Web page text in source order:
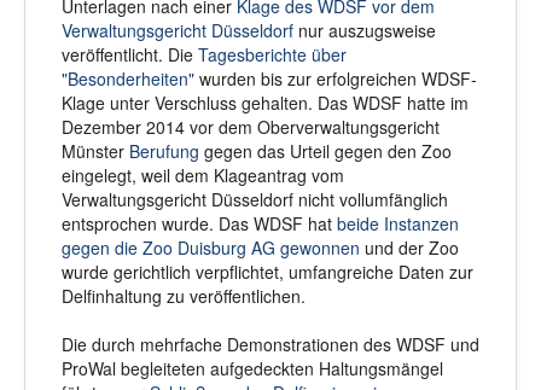
Unterlagen nach einer Klage des WDSF vor dem
Verwaltungsgericht Düsseldorf nur auszugsweise
veröffentlicht. Die Tagesberichte über
"Besonderheiten" wurden bis zur erfolgreichen WDSF-
Klage unter Verschluss gehalten. Das WDSF hatte im
Dezember 2014 vor dem Oberverwaltungsgericht
Münster Berufung gegen das Urteil gegen den Zoo
eingelegt, weil dem Klageantrag vom
Verwaltungsgericht Düsseldorf nicht vollumfänglich
entsprochen wurde. Das WDSF hat beide Instanzen
gegen die Zoo Duisburg AG gewonnen und der Zoo
wurde gerichtlich verpflichtet, umfangreiche Daten zur
Delfinhaltung zu veröffentlichen.
Die durch mehrfache Demonstrationen des WDSF und
ProWal begleiteten aufgedeckten Haltungsmängel